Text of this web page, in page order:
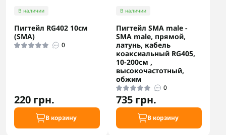
В наличии
Пигтейл RG402 10см
(SMA)
0
220 грн.
В корзину
В наличии
Пигтейл SMA male -
SMA male, прямой,
латунь, кабель
коаксиальный RG405,
10-200см ,
высокочастотный,
обжим
0
735 грн.
В корзину